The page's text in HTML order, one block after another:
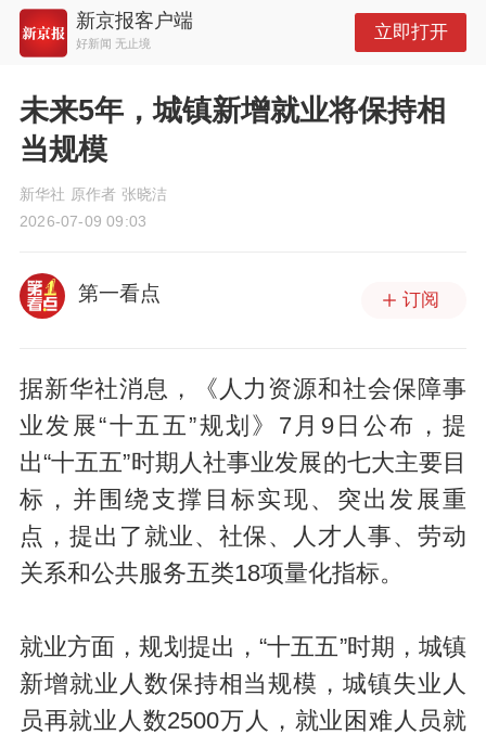
新京报客户端
好新闻 无止境
立即打开
未来5年，城镇新增就业将保持相
当规模
新华社 原作者 张晓洁
2026-07-09 09:03
第一看点 订阅
据新华社消息，《人力资源和社会保障事
业发展“十五五”规划》7月9日公布，提
出“十五五”时期人社事业发展的七大主要目
标，并围绕支撑目标实现、突出发展重
点，提出了就业、社保、人才人事、劳动
关系和公共服务五类18项量化指标。
就业方面，规划提出，“十五五”时期，城镇
新增就业人数保持相当规模，城镇失业人
员再就业人数2500万人，就业困难人员就